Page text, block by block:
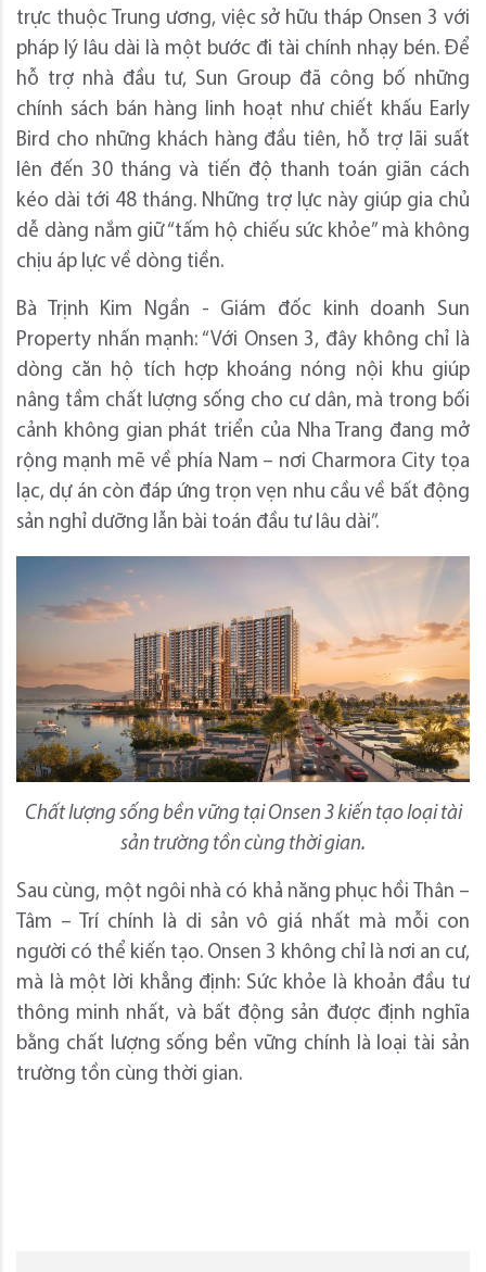
trực thuộc Trung ương, việc sở hữu tháp Onsen 3 với
pháp lý lâu dài là một bước đi tài chính nhạy bén. Để
hỗ trợ nhà đầu tư, Sun Group đã công bố những
chính sách bán hàng linh hoạt như chiết khấu Early
Bird cho những khách hàng đầu tiên, hỗ trợ lãi suất
lên đến 30 tháng và tiến độ thanh toán giãn cách
kéo dài tới 48 tháng. Những trợ lực này giúp gia chủ
dễ dàng nắm giữ “tấm hộ chiếu sức khỏe” mà không
chịu áp lực về dòng tiền.
Bà Trịnh Kim Ngần - Giám đốc kinh doanh Sun
Property nhấn mạnh: “Với Onsen 3, đây không chỉ là
dòng căn hộ tích hợp khoáng nóng nội khu giúp
nâng tầm chất lượng sống cho cư dân, mà trong bối
cảnh không gian phát triển của Nha Trang đang mở
rộng mạnh mẽ về phía Nam – nơi Charmora City tọa
lạc, dự án còn đáp ứng trọn vẹn nhu cầu về bất động
sản nghỉ dưỡng lẫn bài toán đầu tư lâu dài”.
Chất lượng sống bền vững tại Onsen 3 kiến tạo loại tài
sản trường tồn cùng thời gian.
Sau cùng, một ngôi nhà có khả năng phục hồi Thân –
Tâm – Trí chính là di sản vô giá nhất mà mỗi con
người có thể kiến tạo. Onsen 3 không chỉ là nơi an cư,
mà là một lời khẳng định: Sức khỏe là khoản đầu tư
thông minh nhất, và bất động sản được định nghĩa
bằng chất lượng sống bền vững chính là loại tài sản
trường tồn cùng thời gian.